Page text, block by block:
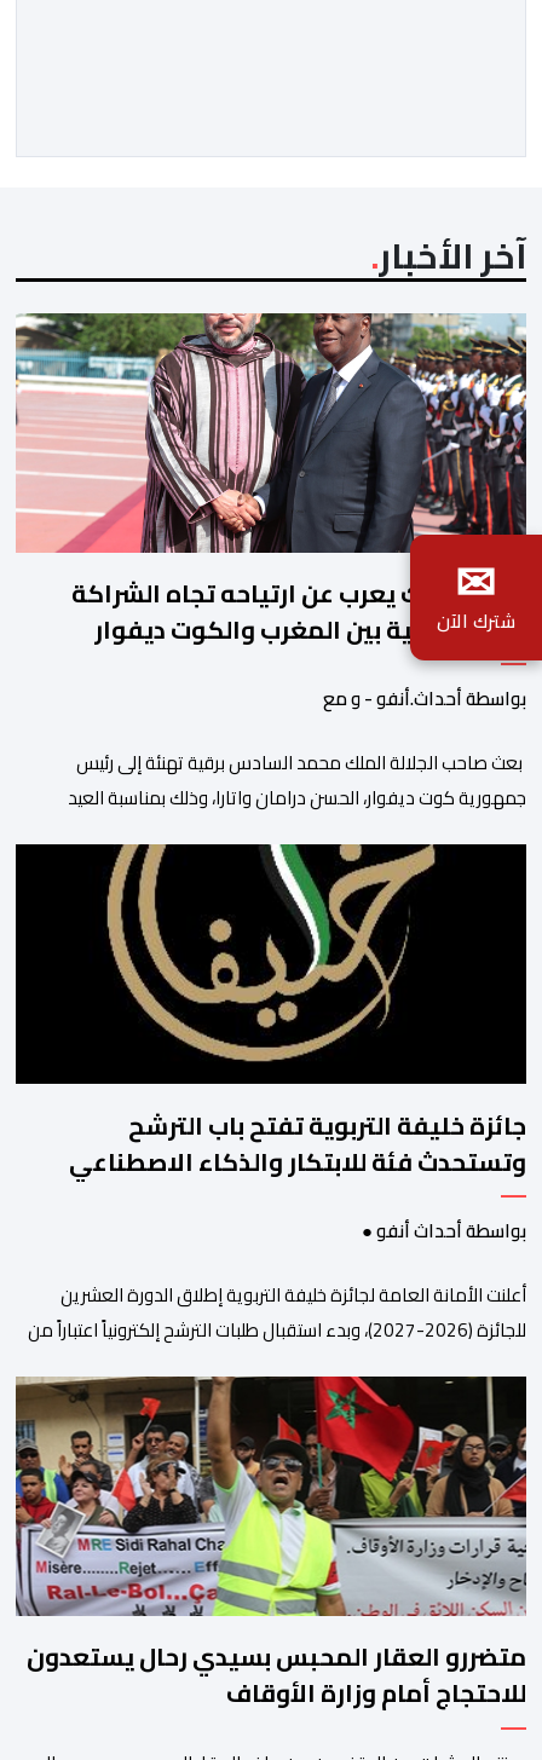
كتابة الدولة، وولاية جهة العيون الساقية الحمراء، وجماعة
آخر الأخبار
جلالة الملك يعرب عن ارتياحه تجاه الشراكة
الاستراتيجية بين المغرب والكوت ديفوار
بواسطة أحداث.أنفو - و مع
بعث صاحب الجلالة الملك محمد السادس برقية تهنئة إلى رئيس
جمهورية كوت ديفوار، الحسن درامان واتارا، وذلك بمناسبة العيد
للسيد واتارا، مقرونة بأصدق متمنيات جلالته بموصول التقدم والازدهار
للشعب الإيفواري. ومما جاء في برقية جلالة الملك “لقد تمكنت
المملكة المغربية وجمهورية كوت ديفوار، بحكم […]
جائزة خليفة التربوية تفتح باب الترشح
وتستحدث فئة للابتكار والذكاء الاصطناعي
بواسطة أحداث أنفو ●
أعلنت الأمانة العامة لجائزة خليفة التربوية إطلاق الدورة العشرين
للجائزة (2026-2027)، وبدء استقبال طلبات الترشح إلكترونياً اعتباراً من
أهمية خاصة لتزامنها مع مرور عشرين عاماً على انطلاق الجائزة،
وتشهد للمرة الأولى استحداث فئة “الابتكار والذكاء الاصطناعي في
التعليم”، إلى جانب طرح 10 مجالات […]
متضررو العقار المحبس بسيدي رحال يستعدون
للاحتجاج أمام وزارة الأوقاف
✉
شترك الآن